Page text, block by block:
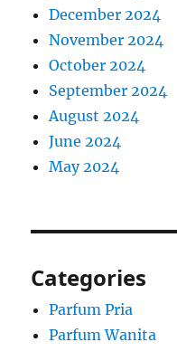
December 2024
November 2024
October 2024
September 2024
August 2024
June 2024
May 2024
Categories
Parfum Pria
Parfum Wanita